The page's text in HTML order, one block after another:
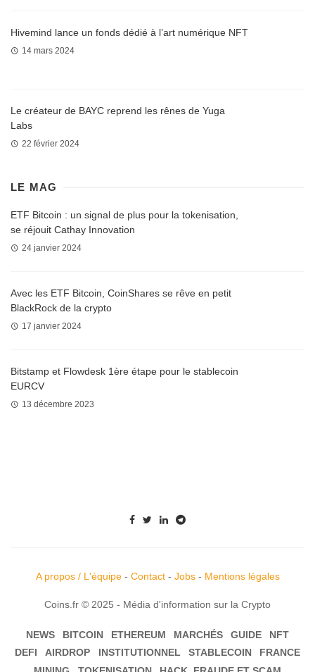
Hivemind lance un fonds dédié à l’art numérique NFT
14 mars 2024
Le créateur de BAYC reprend les rênes de Yuga
Labs
22 février 2024
LE MAG
ETF Bitcoin : un signal de plus pour la tokenisation,
se réjouit Cathay Innovation
24 janvier 2024
Avec les ETF Bitcoin, CoinShares se rêve en petit
BlackRock de la crypto
17 janvier 2024
Bitstamp et Flowdesk 1ère étape pour le stablecoin
EURCV
13 décembre 2023
A propos / L'équipe- Contact- Jobs- Mentions légales
Coins.fr © 2025 - Média d'information sur la Crypto
NEWS BITCOIN ETHEREUM MARCHÉS GUIDE
NFT
DEFI
AIRDROP INSTITUTIONNEL STABLECOIN
FRANCE